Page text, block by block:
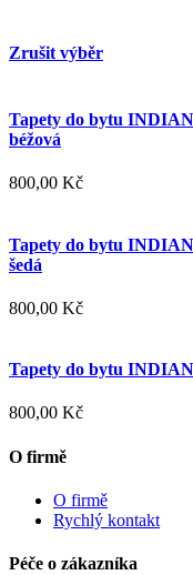
Zrušit výběr
Tapety do bytu
béžová
800,00 Kč
Tapety do bytu
šedá
800,00 Kč
Tapety do bytu
800,00 Kč
O firmě
O firmě
Rychlý kontakt
Péče o zákazníka